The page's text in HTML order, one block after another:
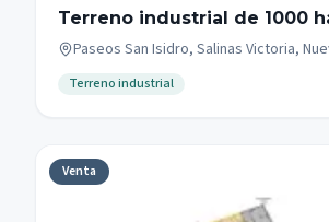
Terreno industrial de 1000 hasta 5000
m2 en Salinas
Paseos San Isidro, Salinas Victoria,
Terreno industrial
Venta